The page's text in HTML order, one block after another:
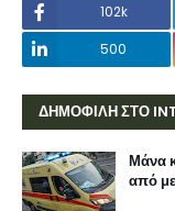
102k
500
ΔΗΜΟΦΙΛΗ ΣΤΟ
Μάνα
από